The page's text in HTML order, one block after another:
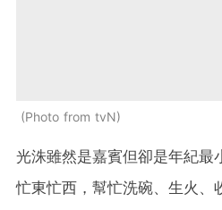
Photo from tvN
光洙雖然是嘉賓但卻是年紀最
忙東忙西，幫忙洗碗、生火